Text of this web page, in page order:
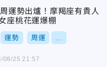
運勢出爐！摩羯座有貴人
座桃花運爆棚
運勢 周運
08/25 21:57